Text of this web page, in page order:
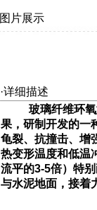
图片展示
·详细描述
玻璃纤维环
果，研制开发的一
龟裂、抗撞击、增
热变形温度和低温
流平的3-5倍） 特
与水泥地面，接着